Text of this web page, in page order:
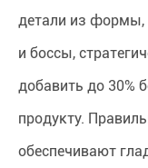
детали из формы,
и боссы,
добавить до 30%
продукту.
обеспечивают